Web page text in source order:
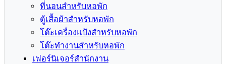
ที่นอนสำหรับหอพัก
ตู้เสื้อผ้าสำหรับหอพัก
โต๊ะเครื่องแป้งสำหรับหอพัก
โต๊ะทำงานสำหรับหอพัก
เฟอร์นิเจอร์สำนักงาน